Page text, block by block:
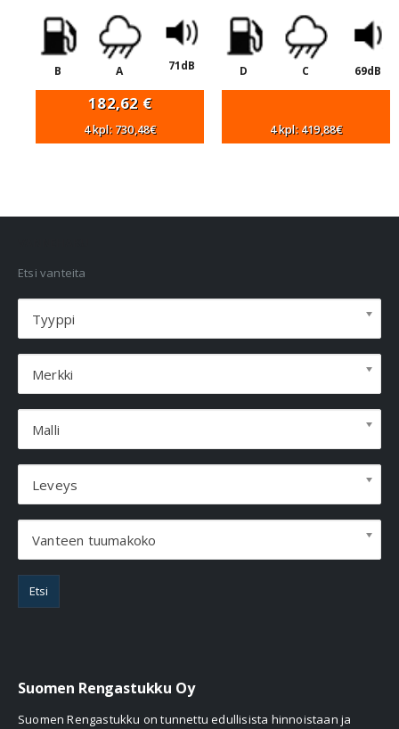
B A 71dB
182,62 €
4 kpl: 730,48€
D C 69dB
4 kpl: 419,88€
Etsi vanteita
Tyyppi
Merkki
Malli
Leveys
Vanteen tuumakoko
Etsi
Suomen Rengastukku Oy
Suomen Rengastukku on tunnettu edullisista hinnoistaan ja